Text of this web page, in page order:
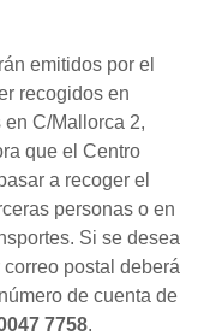
emitidos por el
recogidos en
C/Mallorca 2,
que el Centro
a recoger el
personas o en
Si se desea
postal deberá
de cuenta de
7758.